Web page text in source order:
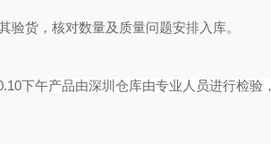
验货，核对数量及质量问题安排入库。
下午产品由深圳仓库由专业人员进行检验